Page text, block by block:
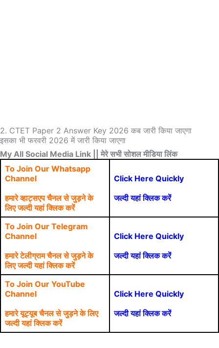
2. CTET Paper 2 Answer Key 2026 कब जारी किया जाएगा
इसका भी फरवरी 2026 में जारी किया जाएगा
My All Social Media Link || मेरे सभी सोशल मीडिया लिंक
To Join Our Whatsapp
Channel
हमारे व्हाट्सएप चैनल से जुड़ने के
लिए जल्दी यहां क्लिक करें
Click Here Quickly
जल्दी यहां क्लिक करें
To Join Our Telegram
Channel
हमारे टेलीग्राम चैनल से जुड़ने के
लिए जल्दी यहां क्लिक करें
Click Here Quickly
जल्दी यहां क्लिक करें
To Join Our YouTube
Channel
हमारे यूट्यूब चैनल से जुड़ने के लिए
जल्दी यहां क्लिक करें
Click Here Quickly
जल्दी यहां क्लिक करें